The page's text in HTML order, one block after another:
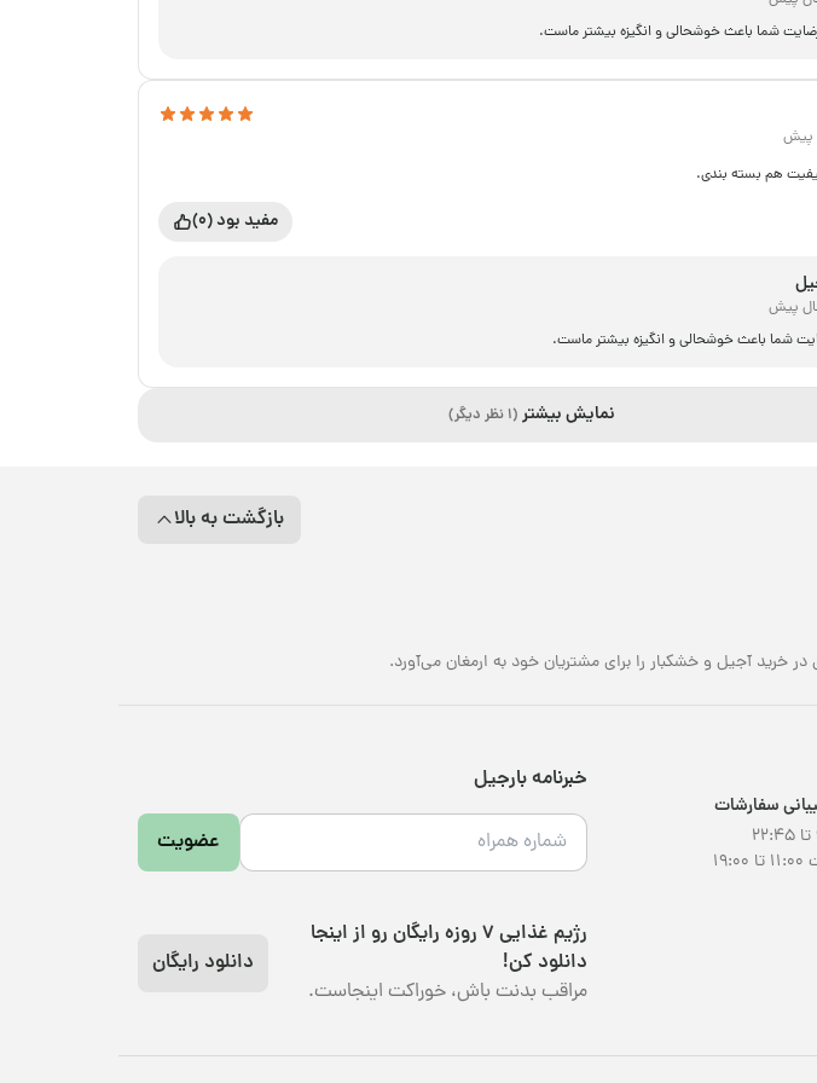
شما باعث خوشحالی و انگیزه بیشتر ماست.
هم بسته بندی.
مفید بود (0)
شما باعث خوشحالی و انگیزه بیشتر ماست.
نمایش بیشتر (1 نظر دیگر)
بازگشت به بالا
خرید آجیل و خشکبار را برای مشتریان خود به ارمغان می‌آورد.
سفارشات
خبرنامه بارجیل
عضویت
رژیم غذایی 7 روزه رایگان رو از اینجا
دانلود کن!
مراقب بدنت باش، خوراکت اینجاست.
دانلود رایگان